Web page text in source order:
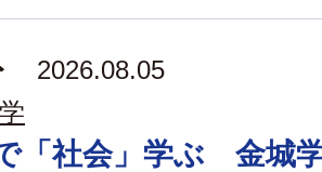
2026.08.05
「社会」学ぶ 金城